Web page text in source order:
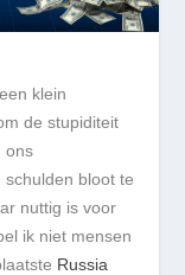
klein
de stupiditeit
ons
bloot te
nuttig is voor
ik niet mensen
Russia